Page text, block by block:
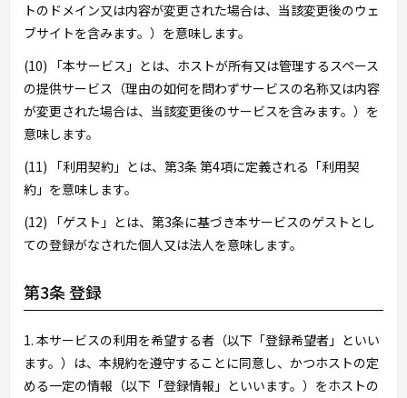
トのドメイン又は内容が変更された場合は、当該変更後のウェ
ブサイトを含みます。）を意味します。
(10) 「本サービス」とは、ホストが所有又は管理するスペース
の提供サービス（理由の如何を問わずサービスの名称又は内容
が変更された場合は、当該変更後のサービスを含みます。）を
意味します。
(11) 「利用契約」とは、第3条 第4項に定義される「利用契
約」を意味します。
(12) 「ゲスト」とは、第3条に基づき本サービスのゲストとし
ての登録がなされた個人又は法人を意味します。
第3条 登録
1. 本サービスの利用を希望する者（以下「登録希望者」といい
ます。）は、本規約を遵守することに同意し、かつホストの定
める一定の情報（以下「登録情報」といいます。）をホストの